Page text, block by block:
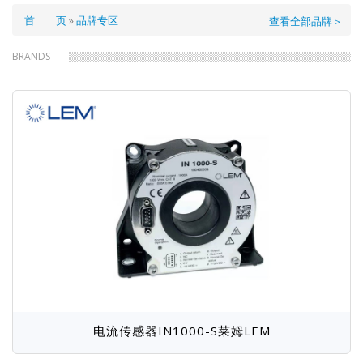
查看全部品牌＞
面
包
屑
首 页 品牌专区
BRANDS
电流传感器IN1000-S莱姆LEM